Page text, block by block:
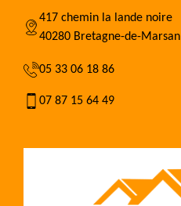
417 chemin la lande noire
40280 Bretagne-de-Marsan
05 33 06 18 86
07 87 15 64 49